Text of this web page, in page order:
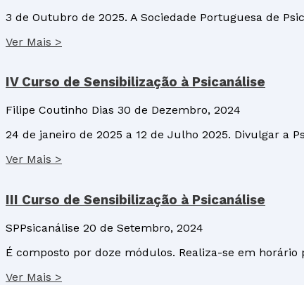
3 de Outubro de 2025. A Sociedade Portuguesa de
Ver Mais >
IV Curso de Sensibilização à Psicanálise
Filipe Coutinho Dias 30 de Dezembro, 2024
24 de janeiro de 2025 a 12 de Julho 2025. Divulgar a
Ver Mais >
III Curso de Sensibilização à Psicanálise
SPPsicanálise 20 de Setembro, 2024
É composto por doze módulos. Realiza-se em horário
Ver Mais >